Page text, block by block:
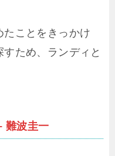
たことをきっかけ
ため、ランディと
波圭一